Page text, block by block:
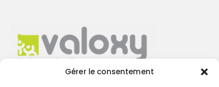
Gérer le consentement